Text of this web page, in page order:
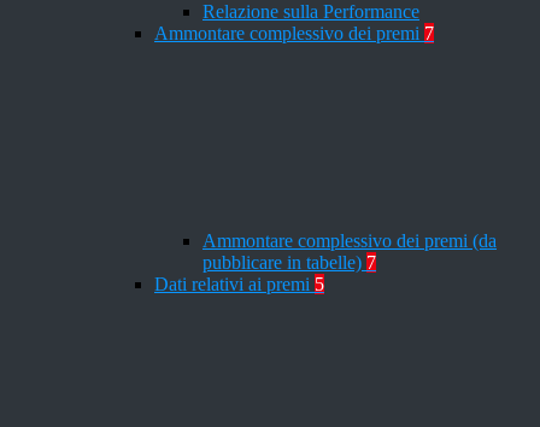
Relazione sulla Performance
Ammontare complessivo dei premi 7
Ammontare complessivo dei premi (da
pubblicare in tabelle) 7
Dati relativi ai premi 5